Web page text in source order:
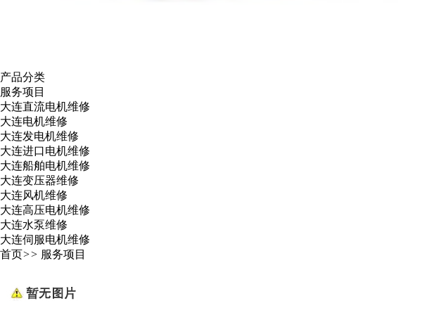
产品分类
服务项目
大连直流电机维修
大连电机维修
大连发电机维修
大连进口电机维修
大连船舶电机维修
大连变压器维修
大连风机维修
大连高压电机维修
大连水泵维修
大连伺服电机维修
首页>> 服务项目